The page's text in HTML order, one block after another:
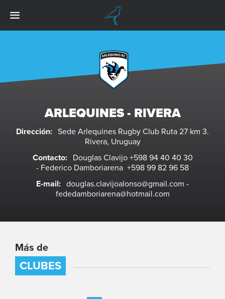
ARLEQUINES - RIVERA
Dirección: Sede Arlequines Rugby Club Ruta 27 km 3.
Rivera, Uruguay
Contacto:
Douglas Clavijo +598 94 40 40 30
- Federico Damboriarena +598 99 82 96 58
E-mail: douglas.clavijoalonso@gmail.com -
fededamboriarena@hotmail.com
Más de
CLUBES